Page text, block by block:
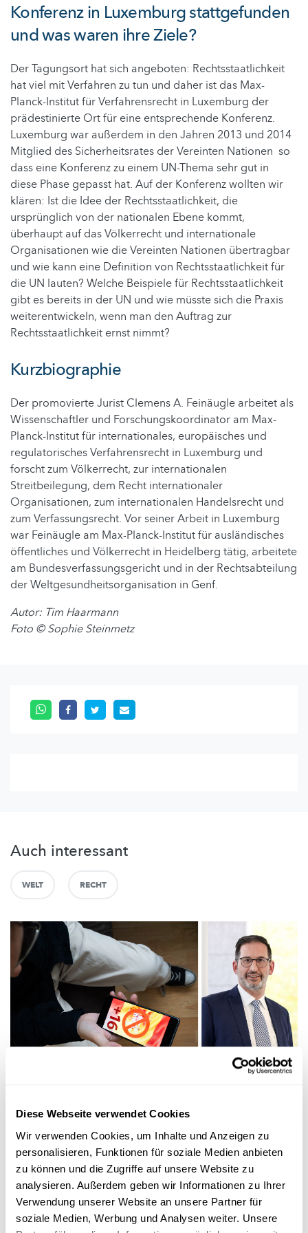
Diese Webseite verwendet Cookies
Wir verwenden Cookies, um Inhalte und Anzeigen zu
personalisieren, Funktionen für soziale Medien anbieten
zu können und die Zugriffe auf unsere Website zu
analysieren. Außerdem geben wir Informationen zu Ihrer
Verwendung unserer Website an unsere Partner für
soziale Medien, Werbung und Analysen weiter. Unsere
Konferenz in Luxemburg stattgefunden
und was waren ihre Ziele?
Der Tagungsort hat sich angeboten: Rechtsstaatlichkeit
hat viel mit Verfahren zu tun und daher ist das Max-
Planck-Institut für Verfahrensrecht in Luxemburg der
prädestinierte Ort für eine entsprechende Konferenz.
Luxemburg war außerdem in den Jahren 2013 und 2014
Mitglied des Sicherheitsrates der Vereinten Nationen so
dass eine Konferenz zu einem UN-Thema sehr gut in
diese Phase gepasst hat. Auf der Konferenz wollten wir
klären: Ist die Idee der Rechtsstaatlichkeit, die
ursprünglich von der nationalen Ebene kommt,
überhaupt auf das Völkerrecht und internationale
Organisationen wie die Vereinten Nationen übertragbar
und wie kann eine Definition von Rechtsstaatlichkeit für
die UN lauten? Welche Beispiele für Rechtsstaatlichkeit
gibt es bereits in der UN und wie müsste sich die Praxis
weiterentwickeln, wenn man den Auftrag zur
Rechtsstaatlichkeit ernst nimmt?
Kurzbiographie
Der promovierte Jurist Clemens A. Feinäugle arbeitet als
Wissenschaftler und Forschungskoordinator am Max-
Planck-Institut für internationales, europäisches und
regulatorisches Verfahrensrecht in Luxemburg und
forscht zum Völkerrecht, zur internationalen
Streitbeilegung, dem Recht internationaler
Organisationen, zum internationalen Handelsrecht und
zum Verfassungsrecht. Vor seiner Arbeit in Luxemburg
war Feinäugle am Max-Planck-Institut für ausländisches
öffentliches und Völkerrecht in Heidelberg tätig, arbeitete
am Bundesverfassungsgericht und in der Rechtsabteilung
der Weltgesundheitsorganisation in Genf.
Autor: Tim Haarmann
Foto © Sophie Steinmetz
Auch interessant
WELT RECHT
Mindestalter für soziale Medien: Wie lässt
das sich konkret umsetzen?
Immer mehr europäische Länder diskutieren darüber, soziale
Medien für jüngere Kinder zu verbieten. Eine solche Maßnahme
...
University of Luxembourg